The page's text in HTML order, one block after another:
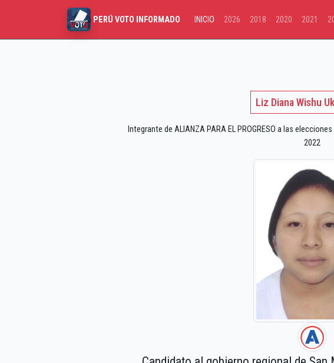
PERÚ VOTO INFORMADO INICIO 2026 2018 2020 2021
Liz Diana Wishu
Integrante de ALIANZA PARA EL PROGRESO a las
2022